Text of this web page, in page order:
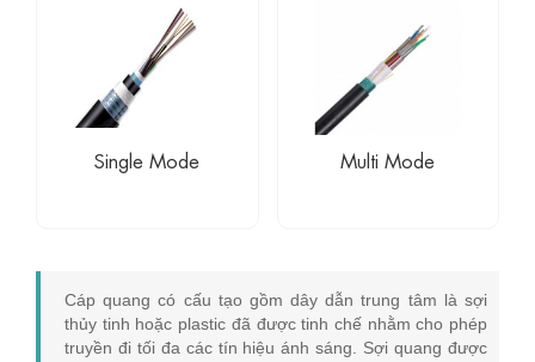
Single Mode Multi Mode
Cáp quang có cấu tạo gồm dây dẫn trung tâm là sợi
thủy tinh hoặc plastic đã được tinh chế nhằm cho phép
truyền đi tối đa các tín hiệu ánh sáng. Sợi quang được